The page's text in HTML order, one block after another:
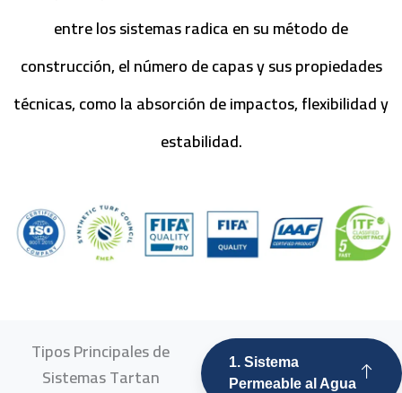
entre los sistemas radica en su método de
construcción, el número de capas y sus propiedades
técnicas, como la absorción de impactos, flexibilidad y
estabilidad.
Tipos Principales de
Sistemas Tartan
1. Sistema
Permeable al Agua